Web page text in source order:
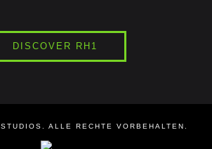
DISCOVER RH1
STUDIOS. ALLE RECHTE VORBEHALTEN.